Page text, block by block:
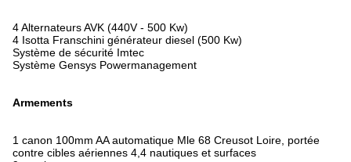
4 Alternateurs AVK (440V - 500 Kw)
4 Isotta Franschini générateur diesel (500 Kw)
Système de sécurité Imtec
Système Gensys Powermanagement
Armements
1 canon 100mm AA automatique Mle 68 Creusot Loire, portée
contre cibles aériennes 4,4 nautiques et surfaces